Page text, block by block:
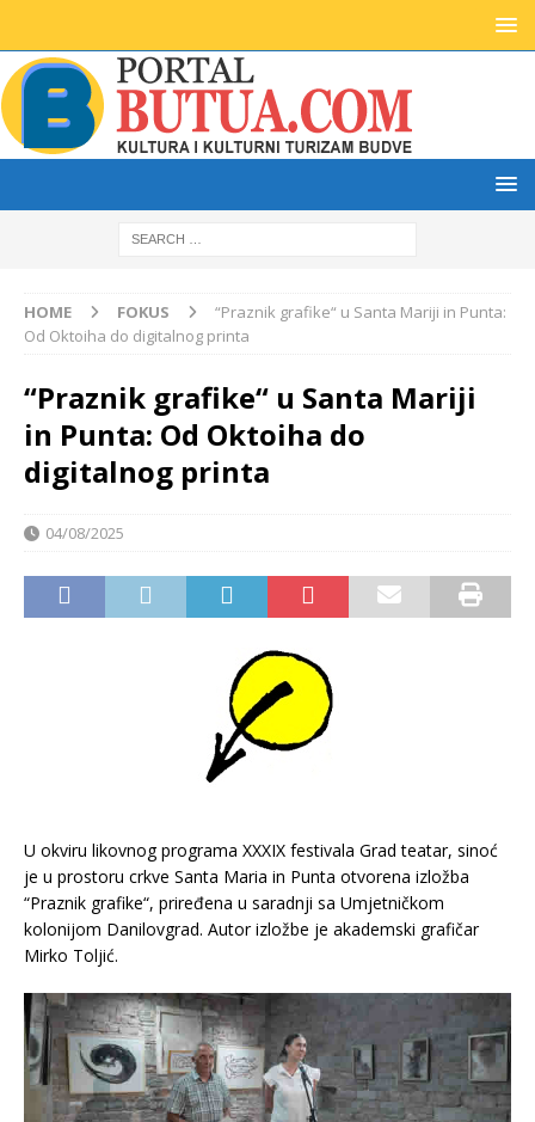
HOME FOKUS
“Praznik grafike“ u Santa Mariji in Punta:
Od Oktoiha do digitalnog printa
“Praznik grafike“ u Santa Mariji
in Punta: Od Oktoiha do
digitalnog printa
04/08/2025
U okviru likovnog programa XXXIX festivala Grad teatar, sinoć
je u prostoru crkve Santa Maria in Punta otvorena izložba
“Praznik grafike“, priređena u saradnji sa Umjetničkom
kolonijom Danilovgrad. Autor izložbe je akademski grafičar
Mirko Toljić.